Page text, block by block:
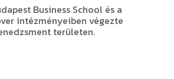
Business School és a
intézményeiben végezte
területen.